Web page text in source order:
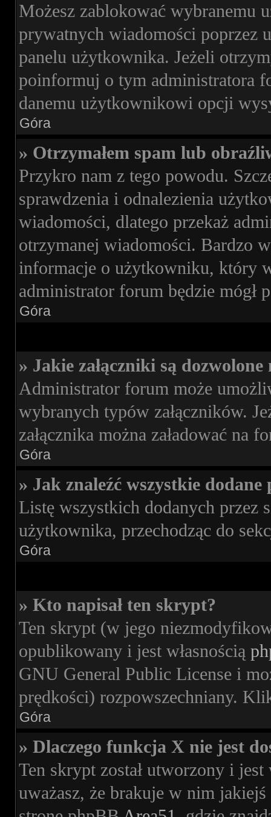
Możesz zablokować wybranemu
prywatnych wiadomości poprzez
panelu użytkownika. Jeżeli
poinformuj o tym administratora
danemu użytkownikowi opcji
Góra
» Otrzymałem spam lub
Przykro nam z tego powodu.
sprawdzenia i odnalezienia
wiadomości, dlatego przekaż
otrzymanej wiadomości. Bardzo
informacje o użytkowniku, który
administrator forum będzie mógł
Góra
» Jakie załączniki są
Administrator forum może
wybranych typów załączników.
załącznika można załadować na
Góra
» Jak znaleźć wszystkie dodane
Listę wszystkich dodanych przez
użytkownika, przechodząc do
Góra
» Kto napisał ten skrypt?
Ten skrypt (w jego
opublikowany i jest własnością
GNU General Public License i
prędkości) rozpowszechniany.
Góra
» Dlaczego funkcja X nie jest
Ten skrypt został utworzony i
uważasz, że brakuje w nim